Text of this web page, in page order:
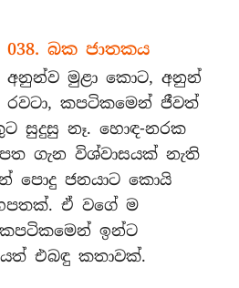
038. බක ජාතකය
අනුන්ව මුළා කොට, අනුන්
රවටා, කපටිකමෙන් ජීවත්
සුදුසු නෑ. හොඳ-නරක
ගැන විශ්වාසයක් නැති
පොදු ජනයාට කොයි
ඒ වගේ ම
කපටිකමෙන් ඉන්ට
එබඳු කතාවක්.